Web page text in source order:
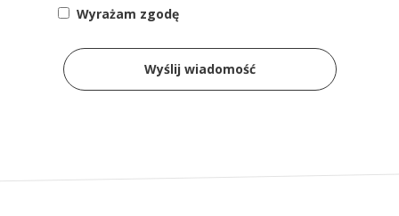
Wyrażam zgodę
Wyślij wiadomość